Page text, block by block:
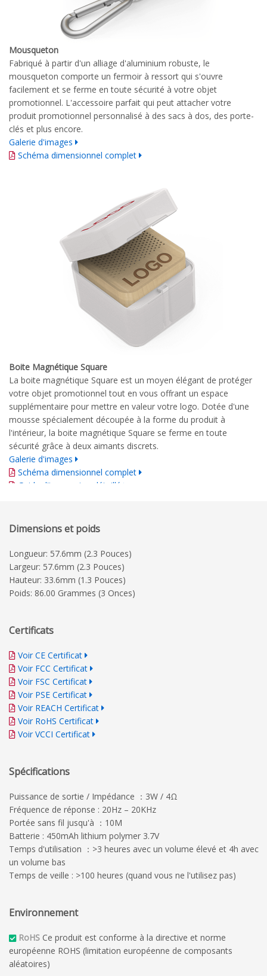
Mousqueton
Fabriqué à partir d'un alliage d'aluminium robuste, le
mousqueton comporte un fermoir à ressort qui s'ouvre
facilement et se ferme en toute sécurité à votre objet
promotionnel. L'accessoire parfait qui peut attacher votre
produit promotionnel personnalisé à des sacs à dos, des porte-
clés et plus encore.
Galerie d'images
Schéma dimensionnel complet
Boite Magnétique Square
La boite magnétique Square est un moyen élégant de protéger
votre objet promotionnel tout en vous offrant un espace
supplémentaire pour mettre en valeur votre logo. Dotée d'une
mousse spécialement découpée à la forme du produit à
l'intérieur, la boite magnétique Square se ferme en toute
sécurité grâce à deux aimants discrets.
Galerie d'images
Schéma dimensionnel complet
Guide d'impression détaillé
Dimensions et poids
Longueur: 57.6mm (2.3 Pouces)
Largeur: 57.6mm (2.3 Pouces)
Hauteur: 33.6mm (1.3 Pouces)
Poids: 86.00 Grammes (3 Onces)
Certificats
Voir CE Certificat
Voir FCC Certificat
Voir FSC Certificat
Voir PSE Certificat
Voir REACH Certificat
Voir RoHS Certificat
Voir VCCI Certificat
Spécifications
Puissance de sortie / Impédance ：3W / 4Ω
Fréquence de réponse : 20Hz – 20KHz
Portée sans fil jusqu'à ：10M
Batterie : 450mAh lithium polymer 3.7V
Temps d'utilisation ：>3 heures avec un volume élevé et 4h avec
un volume bas
Temps de veille : >100 heures (quand vous ne l'utilisez pas)
Environnement
RoHS Ce produit est conforme à la directive et norme
européenne ROHS (limitation européenne de composants
aléatoires)